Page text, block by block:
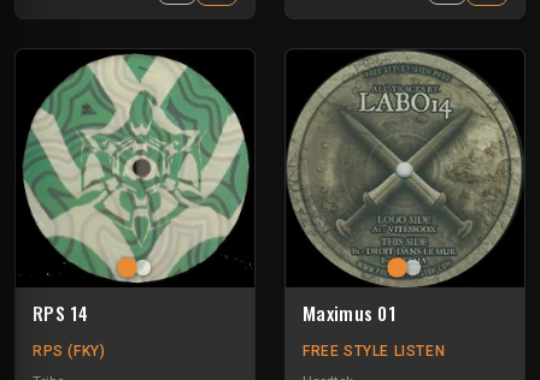
RPS 14
RPS (FKY)
Maximus 01
FREE STYLE LISTEN